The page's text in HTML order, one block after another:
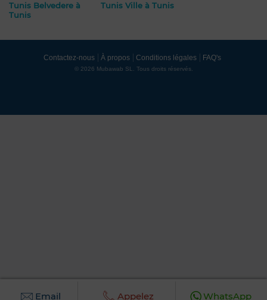
Tunis Belvedere à
Tunis
Tunis Ville à Tunis
Email Appelez WhatsApp
Contactez-nous À propos Conditions légales FAQ's
© 2026 Mubawab SL. Tous droits réservés.